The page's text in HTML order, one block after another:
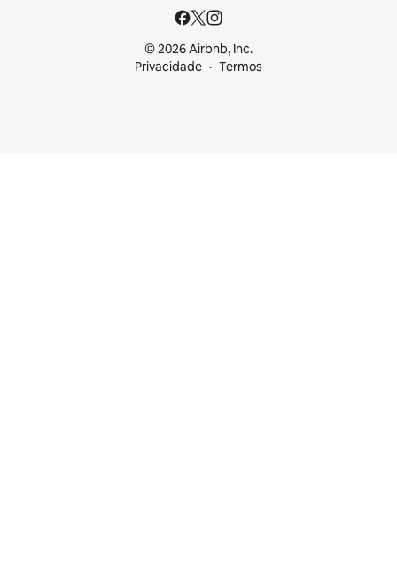
© 2026 Airbnb, Inc.
Privacidade
Termos